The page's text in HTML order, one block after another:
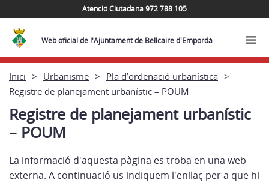
Atenció Ciutadana 972 788 105
Web oficial de l'Ajuntament de Bellcaire d'Empordà
Inici Urbanisme
Pla d’ordenació urbanística
Registre de planejament urbanístic – POUM
Registre de planejament urbanístic
– POUM
La informació d'aquesta pàgina es troba en una web
externa. A continuació us indiquem l'enllaç per a que hi